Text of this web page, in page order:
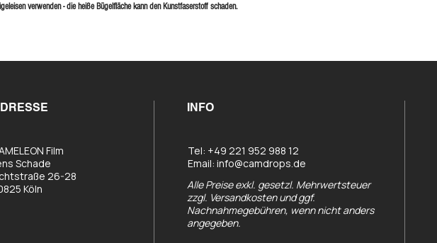
verwenden - die heiße Bügelfläche kann den Kunstfaserstoff schaden.
Film
Schade
26-28
Köln
INFO
Tel: +49 221 952 988 12
Email: info@camdrops.de
Alle Preise exkl. gesetzl. Mehrwertsteuer
zzgl. Versandkosten und ggf.
Nachnahmegebühren, wenn nicht anders
angegeben.